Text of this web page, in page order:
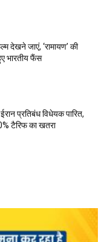
देखने जाएं, ‘रामायण’ की
भारतीय फैंस
प्रतिबंध विधेयक पारित,
टैरिफ का खतरा